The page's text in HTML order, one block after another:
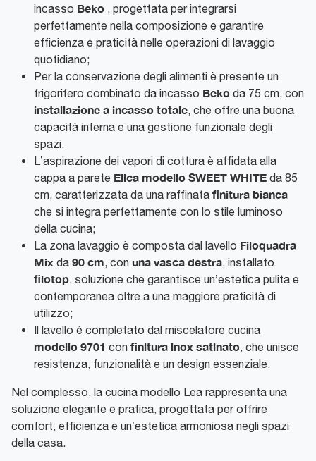
incasso Beko , progettata per integrarsi
perfettamente nella composizione e garantire
efficienza e praticità nelle operazioni di lavaggio
quotidiano;
Per la conservazione degli alimenti è presente un
frigorifero combinato da incasso Beko da 75 cm, con
installazione a incasso totale, che offre una buona
capacità interna e una gestione funzionale degli
spazi.
L’aspirazione dei vapori di cottura è affidata alla
cappa a parete Elica modello SWEET WHITE da 85
cm, caratterizzata da una raffinata finitura bianca
che si integra perfettamente con lo stile luminoso
della cucina;
La zona lavaggio è composta dal lavello Filoquadra
Mix da 90 cm, con una vasca destra, installato
filotop, soluzione che garantisce un’estetica pulita e
contemporanea oltre a una maggiore praticità di
utilizzo;
Il lavello è completato dal miscelatore cucina
modello 9701 con finitura inox satinato, che unisce
resistenza, funzionalità e un design essenziale.
Nel complesso, la cucina modello Lea rappresenta una
soluzione elegante e pratica, progettata per offrire
comfort, efficienza e un’estetica armoniosa negli spazi
della casa.